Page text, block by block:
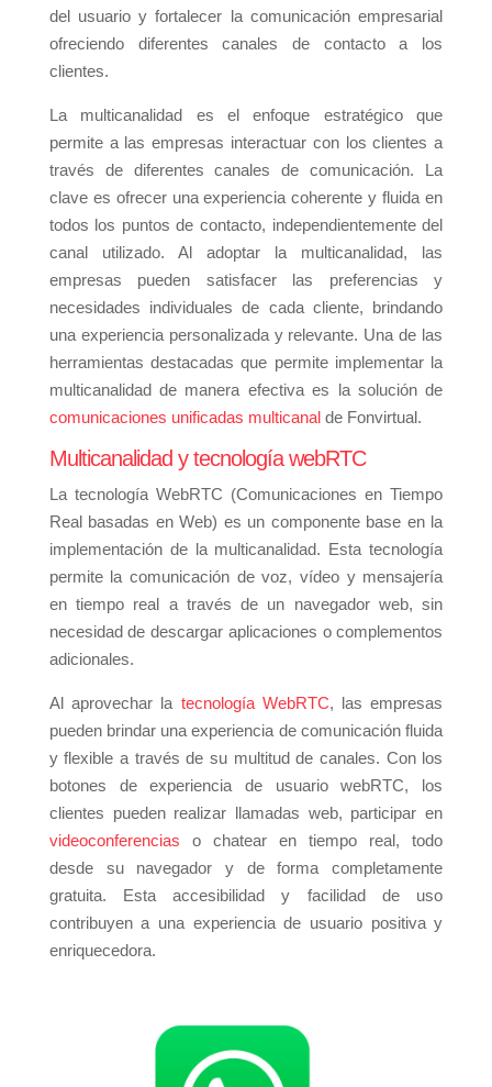
del usuario y fortalecer la comunicación empresarial
ofreciendo diferentes canales de contacto a los
clientes.
La multicanalidad es el enfoque estratégico que
permite a las empresas interactuar con los clientes a
través de diferentes canales de comunicación. La
clave es ofrecer una experiencia coherente y fluida en
todos los puntos de contacto, independientemente del
canal utilizado. Al adoptar la multicanalidad, las
empresas pueden satisfacer las preferencias y
necesidades individuales de cada cliente, brindando
una experiencia personalizada y relevante. Una de las
herramientas destacadas que permite implementar la
multicanalidad de manera efectiva es la solución de
comunicaciones unificadas multicanalde Fonvirtual.
Multicanalidad y tecnología webRTC
La tecnología WebRTC (Comunicaciones en Tiempo
Real basadas en Web) es un componente base en la
implementación de la multicanalidad. Esta tecnología
permite la comunicación de voz, vídeo y mensajería
en tiempo real a través de un navegador web, sin
necesidad de descargar aplicaciones o complementos
adicionales.
Al aprovechar la tecnología WebRTC, las empresas
pueden brindar una experiencia de comunicación fluida
y flexible a través de su multitud de canales. Con los
botones de experiencia de usuario webRTC, los
clientes pueden realizar llamadas web, participar en
videoconferencias o chatear en tiempo real, todo
desde su navegador y de forma completamente
gratuita. Esta accesibilidad y facilidad de uso
contribuyen a una experiencia de usuario positiva y
enriquecedora.